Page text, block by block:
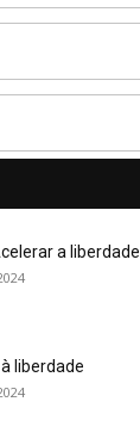
a liberdade
liberdade